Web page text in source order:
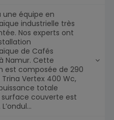
une équipe en
industrielle très
Nos experts ont
de Cafés
Namur. Cette
est composée de 290
Vertex 400 Wc,
totale
surface couverte est